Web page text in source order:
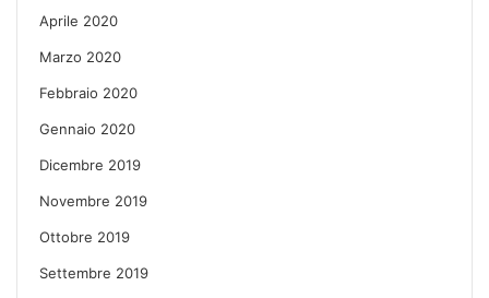
Aprile 2020
Marzo 2020
Febbraio 2020
Gennaio 2020
Dicembre 2019
Novembre 2019
Ottobre 2019
Settembre 2019